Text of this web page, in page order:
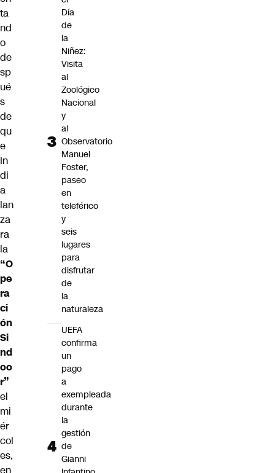
ta
nd
o
de
sp
ué
s
de
qu
e
In
di
a
lan
za
ra
la
“O
pe
ra
ci
ón
Si
nd
oo
r”
el
mi
ér
col
es,
Día
de
la
Niñez:
Visita
al
Zoológico
Nacional
y
al
Observatorio
Manuel
Foster,
paseo
en
teleférico
y
seis
lugares
para
disfrutar
de
la
naturaleza
UEFA
confirma
un
pago
a
exempleada
durante
la
gestión
de
Gianni